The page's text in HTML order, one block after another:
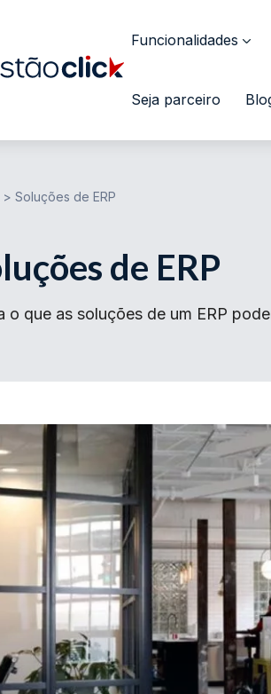
Funcionalidades
Seja parceiro
> Soluções de ERP
de ERP
o que as soluções de um ERP